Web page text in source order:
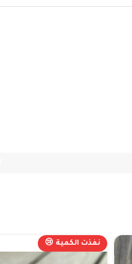
نفذت الكمية 😢